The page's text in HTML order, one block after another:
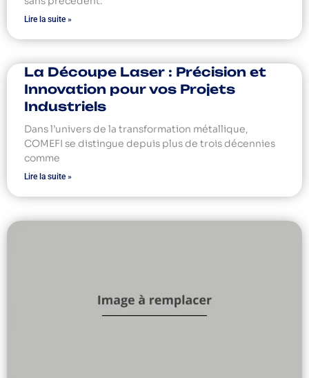
Lire la suite »
La Découpe Laser : Précision et
Innovation pour vos Projets
Industriels
Dans l’univers de la transformation métallique,
COMEFI se distingue depuis plus de trois décennies
comme
Lire la suite »